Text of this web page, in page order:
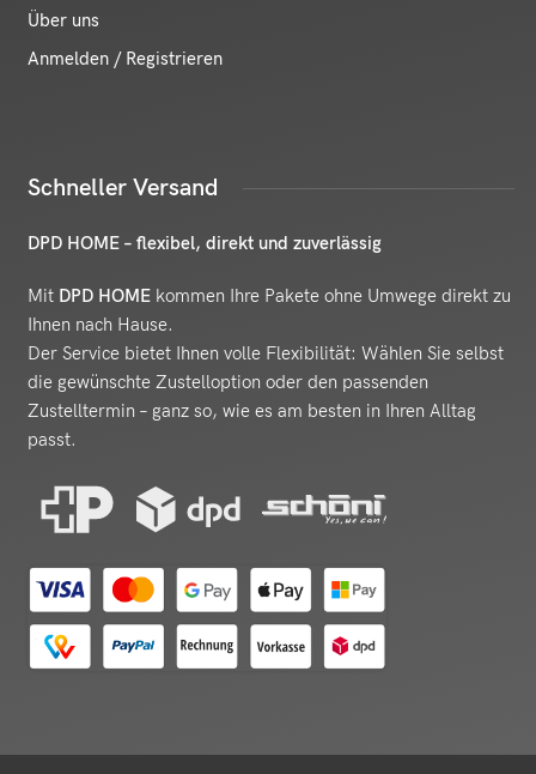
Über uns
Anmelden / Registrieren
Schneller Versand
DPD HOME – flexibel, direkt und zuverlässig
Mit DPD HOME kommen Ihre Pakete ohne Umwege direkt zu
Ihnen nach Hause.
Der Service bietet Ihnen volle Flexibilität: Wählen Sie selbst
die gewünschte Zustelloption oder den passenden
Zustelltermin – ganz so, wie es am besten in Ihren Alltag
passt.